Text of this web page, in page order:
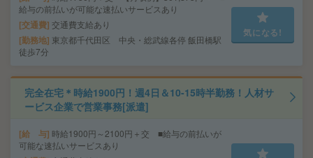
給与の前払いが可能な速払いサービスあり
交通費 交通費支給あり
勤務地 東京都千代田区 中央・総武線各停 飯田橋駅
徒歩7分
気になる!
完全在宅＊時給1900円！週4日＆10-15時半勤務！人材サ
ービス企業で営業事務[派遣]
給 与 時給1900円～2100円＋交 ■給与の前払いが
可能な速払いサービスあり